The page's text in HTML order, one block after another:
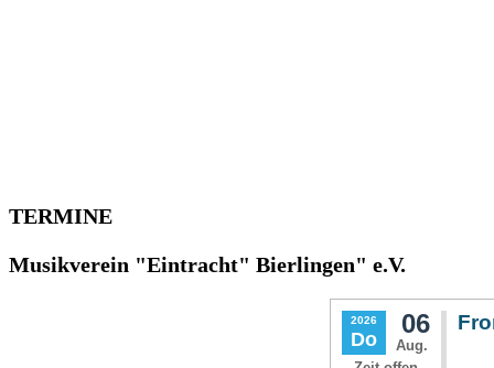
TERMINE
Musikverein "Eintracht" Bierlingen" e.V.